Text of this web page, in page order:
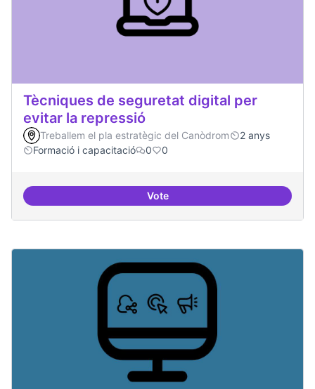
Tècniques de seguretat digital per
evitar la repressió
Treballem el pla estratègic del Canòdrom
2 anys
Formació i capacitació
0 0
VoteTècniques de seguretat digital